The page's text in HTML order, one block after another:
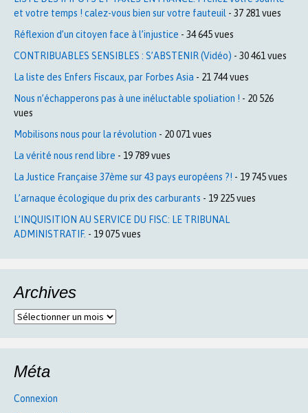
et votre temps ! calez-vous bien sur votre fauteuil - 37 281 vues
Réflexion d’un citoyen face à l’injustice - 34 645 vues
CONTRIBUABLES SENSIBLES : S’ABSTENIR (Vidéo) - 30 461 vues
La liste des Enfers Fiscaux, par Forbes Asia - 21 744 vues
Nous n’échapperons pas à une inéluctable spoliation ! - 20 526
vues
Mobilisons nous pour la révolution - 20 071 vues
La vérité nous rend libre - 19 789 vues
La Justice Française 37ème sur 43 pays européens ?! - 19 745 vues
L’arnaque écologique du prix des carburants - 19 225 vues
L’INQUISITION AU SERVICE DU FISC: LE TRIBUNAL
ADMINISTRATIF. - 19 075 vues
Archives
Archives
Méta
Connexion